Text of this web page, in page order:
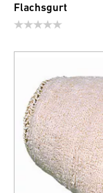
Flachsgurt